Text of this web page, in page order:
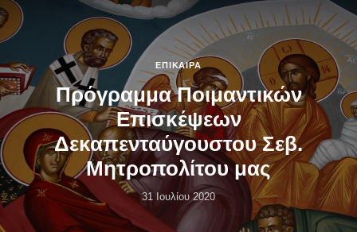
ΕΠΊΚΑΙΡΑ
Πρόγραμμα Ποιμαντικών
Επισκέψεων
Δεκαπενταύγουστου Σεβ.
Μητροπολίτου μας
31 Ιουλίου 2020